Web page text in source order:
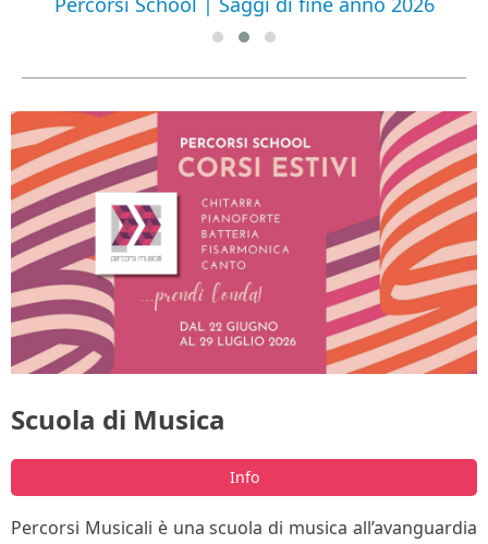
Scuola di Musica
Info
Percorsi Musicali è una scuola di musica all’avanguardia